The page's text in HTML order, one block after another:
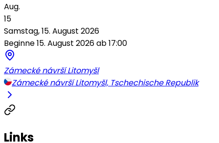
Aug.
15
Samstag, 15. August 2026
Beginne 15. August 2026 ab 17:00
Zámecké návrší Litomyšl
Zámecké návrší Litomyšl, Tschechische Republik
Links